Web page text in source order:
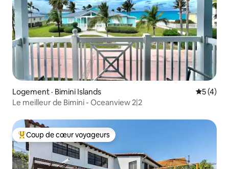
Logement · Bimini Islands Note
5 (4)
Le meilleur de Bimini - Oceanview 2|2
Coup de cœur voyageurs parmi les plus aimés
Coup de cœur voyageurs